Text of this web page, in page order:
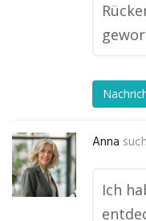
Anna
Ich